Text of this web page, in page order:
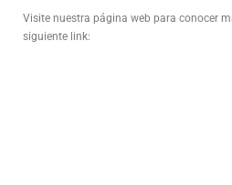
Visite nuestra página web para conocer
siguiente link: